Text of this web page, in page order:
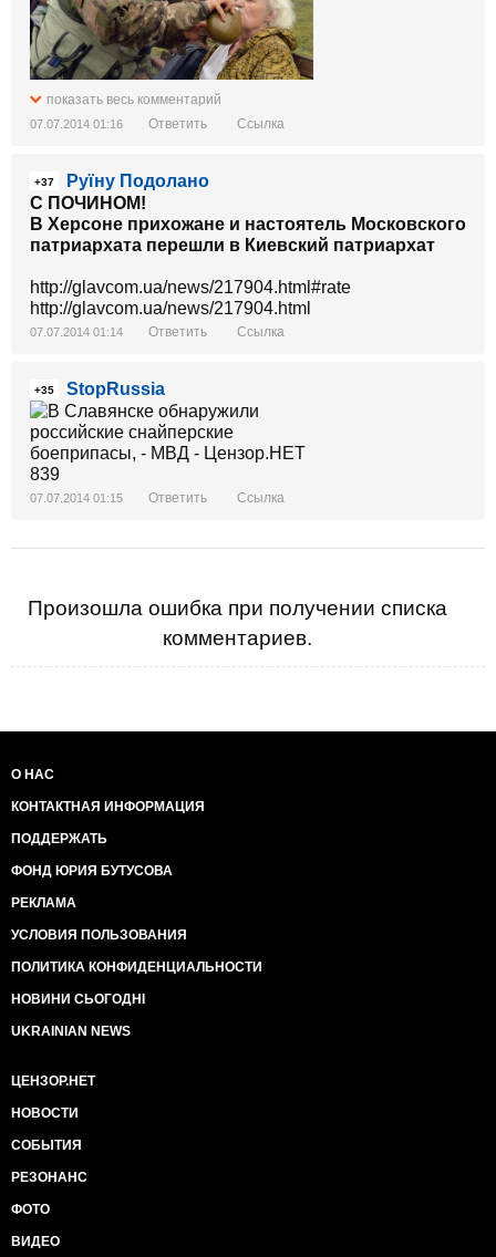
показать весь комментарий
07.07.2014 01:16 Ответить Ссылка
+37
Руїну Подолано
С ПОЧИНОМ!
В Херсоне прихожане и настоятель Московского
патриархата перешли в Киевский патриархат
http://glavcom.ua/news/217904.html#rate
http://glavcom.ua/news/217904.html
07.07.2014 01:14 Ответить Ссылка
+35 StopRussia
07.07.2014 01:15 Ответить Ссылка
Произошла ошибка при получении списка
комментариев.
О НАС
КОНТАКТНАЯ ИНФОРМАЦИЯ
ПОДДЕРЖАТЬ
ФОНД ЮРИЯ БУТУСОВА
РЕКЛАМА
УСЛОВИЯ ПОЛЬЗОВАНИЯ
ПОЛИТИКА КОНФИДЕНЦИАЛЬНОСТИ
НОВИНИ СЬОГОДНІ
UKRAINIAN NEWS
ЦЕНЗОР.НЕТ
НОВОСТИ
СОБЫТИЯ
РЕЗОНАНС
ФОТО
ВИДЕО